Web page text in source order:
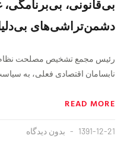
بی‌قانونی، بی‌برنامگی،
دشمن‌تراشی‌های
رئیس مجمع تشخیص مصلحت نظام
نابسامان اقتصادی فعلی، به
READ MORE
1391-12-21 بدون دیدگاه